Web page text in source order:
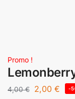
Promo !
4,00€ 2,00 € -